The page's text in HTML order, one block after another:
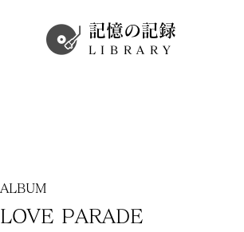
記憶の記録
LIBRARY
ALBUM
LOVE PARADE